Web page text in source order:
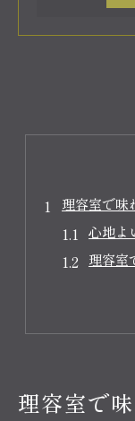
理容室で味
心地よ
理容室
五感
リラクゼ
理容室で